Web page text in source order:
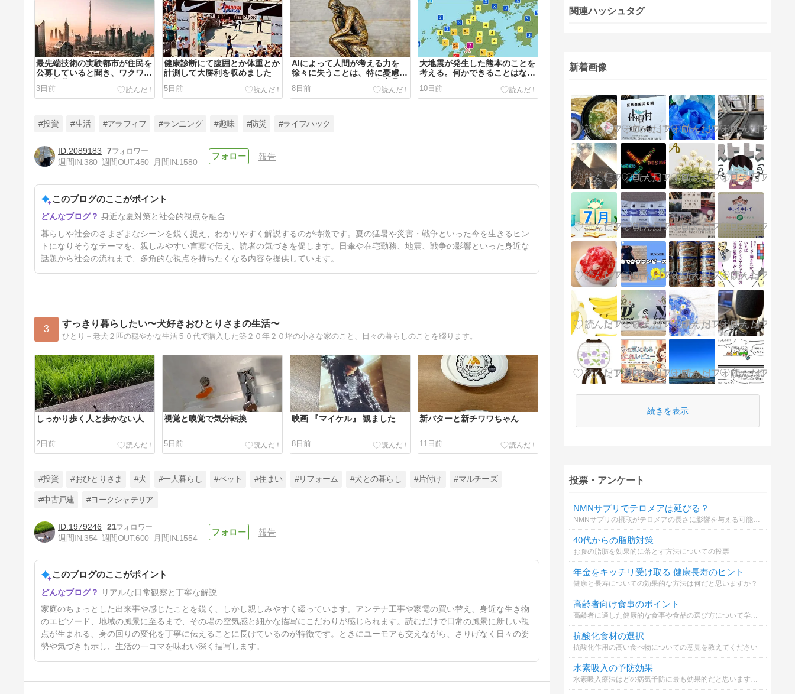
最先端技術の実験都市が住民を
公募していると聞き、ワクワク
した気分になりました
3日前
健康診断にて腹囲とか体重とか
計測して大勝利を収めました
5日前
AIによって人間が考える力を
徐々に失うことは、特に憂慮す
べきことではないという意見
8日前
大地震が発生した熊本のことを
考える。何かできることはない
10日前
リンピック公園とか、ランナー
がたくさん集まる場所で走って
みて
12日前
#投資 #生活 #アラフィフ #ランニング #趣味 #防災 #ライフハック
2089183
7
週間IN:380 週間OUT:450 月間IN:1580
報告
このブログのここがポイント
身近な夏対策と社会的視点を融合
暮らしや社会のさまざまなシーンを鋭く捉え、わかりやすく解説するのが特徴です。夏の猛暑や災害・戦争といった今を生きるヒン
トになりそうなテーマを、親しみやすい言葉で伝え、読者の気づきを促します。日傘や在宅勤務、地震、戦争の影響といった身近な
話題から社会の流れまで、多角的な視点を持ちたくなる内容を提供しています。
3 すっきり暮らしたい〜犬好きおひとりさまの生活〜
ひとり＋老犬２匹の穏やかな生活５０代で購入した築２０年２０坪の小さな家のこと、日々の暮らしのことを綴ります。
しっかり歩く人と歩かない人
2日前
視覚と嗅覚で気分転換
5日前
映画 『マイケル』 観ました
8日前
新バターと新チワワちゃん
11日前
アンテナ工事
#投資 #おひとりさま #犬 #一人暮らし #ペット #住まい #リフォーム #犬との暮らし #片付け #マルチーズ
#中古戸建 #ヨークシャテリア
1979246
21
週間IN:354 週間OUT:600 月間IN:1554
報告
このブログのここがポイント
リアルな日常観察と丁寧な解説
家庭のちょっとした出来事や感じたことを鋭く、しかし親しみやすく綴っています。アンテナ工事や家電の買い替え、身近な生き物
のエピソード、地域の風景に至るまで、その場の空気感と細かな描写にこだわりが感じられます。読むだけで日常の風景に新しい視
点が生まれる、身の回りの変化を丁寧に伝えることに長けているのが特徴です。ときにユーモアも交えながら、さりげなく日々の姿
勢や気づきも示し、生活の一コマを味わい深く描写します。
関連ハッシュタグ
新着画像
続きを表示
投票・アンケート
NMNサプリでテロメアは延びる？
40代からの脂肪対策
お腹の脂肪を効果的に落とす方法についての投票
年金をキッチリ受け取る 健康長寿のヒント
健康と長寿についての効果的な方法は何だと思いますか？
高齢者向け食事のポイント
高齢者に適した健康的な食事や食品の選び方について学びましょう
抗酸化食材の選択
抗酸化作用の高い食べ物についての意見を教えてください
水素吸入の予防効果
水素吸入療法はどの病気予防に最も効果的だと思いますか？